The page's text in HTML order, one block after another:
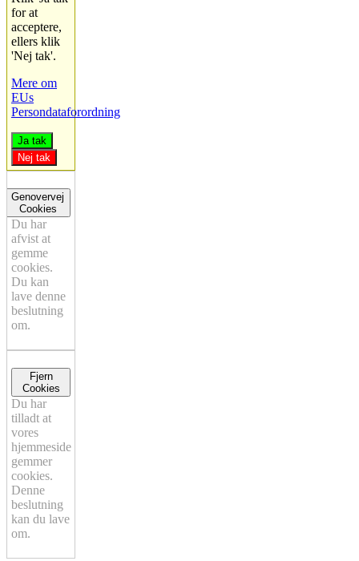
for at
acceptere,
ellers klik
'Nej tak'.
Mere om
EUs
Persondataforordning
Ja tak
Nej tak
Genovervej
Cookies
Du har
afvist at
gemme
cookies.
Du kan
lave denne
beslutning
om.
Fjern
Cookies
Du har
tilladt at
vores
hjemmeside
gemmer
cookies.
Denne
beslutning
kan du lave
om.